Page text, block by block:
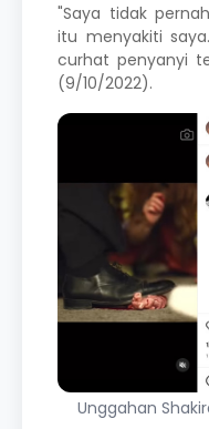
"Saya tidak
itu menyakiti
curhat penyanyi
(9/10/2022).
Unggahan